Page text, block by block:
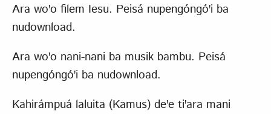
Ara woꞌo filem Iesu. Peisá nupengóngóꞌi ba
nudownload.
Ara woꞌo nani-nani ba musik bambu. Peisá
nupengóngóꞌi ba nudownload.
Kahirámpuá laluita (Kamus) deꞌe tiꞌara mani